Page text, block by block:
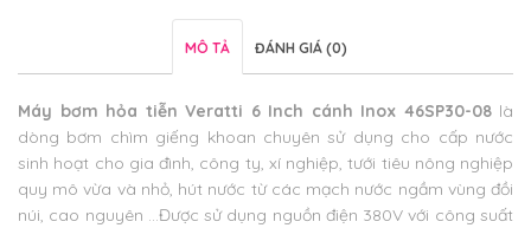
MÔ TẢ ĐÁNH GIÁ (0)
Máy bơm hỏa tiễn Veratti 6 Inch cánh Inox 46SP30-08 là
dòng bơm chìm giếng khoan chuyên sử dụng cho cấp nước
sinh hoạt cho gia đình, công ty, xí nghiệp, tưới tiêu nông nghiệp
quy mô vừa và nhỏ, hút nước từ các mạch nước ngầm vùng đồi
núi, cao nguyên …Được sử dụng nguồn điện 380V với công suất